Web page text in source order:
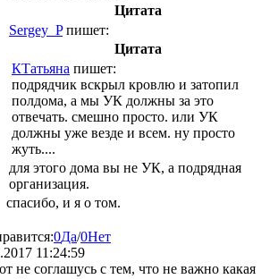
Цитата
Sergey_Pпишет:
Цитата
КТатьяна пишет:
подрядчик вскрыл кровлю и затопил
полдома, а мы УК должны за это
отвечать. смешно просто. или УК
должны уже везде и всем. ну просто
жуть....
для этого дома вы не УК, а подрядная
организация.
спасибо, и я о том.
0Да/0Нет
11:24:59
не соглашусь с тем, что не важно какая